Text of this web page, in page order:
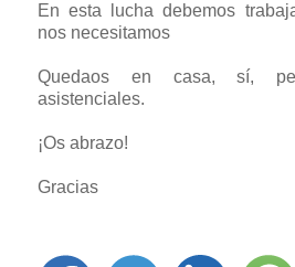
En esta lucha debemos
nos necesitamos
Quedaos en casa, sí,
asistenciales.
¡Os abrazo!
Gracias